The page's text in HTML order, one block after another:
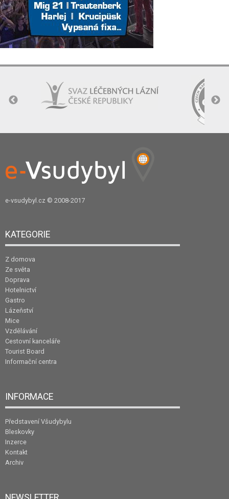
e-vsudybyl.cz © 2008-2017
KATEGORIE
Z domova
Ze světa
Doprava
Hotelnictví
Gastro
Lázeňství
Mice
Vzdělávání
Cestovní kanceláře
Tourist Board
Informační centra
INFORMACE
Představení Všudybylu
Bleskovky
Inzerce
Kontakt
Archiv